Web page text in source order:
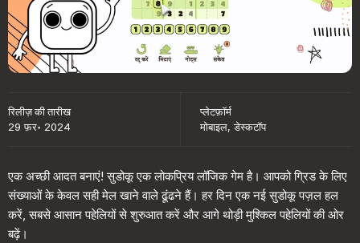
रिलीज़ की तारीख
29 फ़र॰ 2024
प्लेटफ़ॉर्म
मोबाइल, डेस्कटॉप
एक अच्छी आदत बनाएं! सुडोकू एक लोकप्रिय लॉजिक गेम है। आपको ग्रिड के लिए
संख्याओं के केवल सही मेल खाने वाले ढूंढने हैं। हर दिन एक नई सुडोकू पज़ल हल
करें, सबसे आसान पहेलियों से शुरुआत करें और आगे थोड़ी मुश्किल पहेलियों की ओर
बढ़ें।